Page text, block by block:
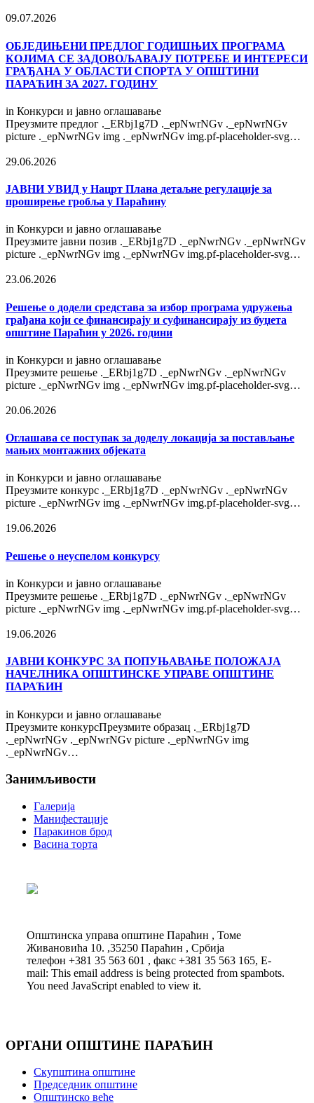
09.07.2026
OБЈЕДИЊЕНИ ПРЕДЛОГ ГОДИШЊИХ ПРОГРАМА
КОЈИМА СЕ ЗАДОВОЉАВАЈУ ПОТРЕБЕ И ИНТЕРЕСИ
ГРАЂАНА У ОБЛАСТИ СПОРТА У ОПШТИНИ
ПАРАЋИН ЗА 2027. ГОДИНУ
in Конкурси и јавно оглашавање
Преузмите предлог ._ERbj1g7D ._epNwrNGv ._epNwrNGv
picture ._epNwrNGv img ._epNwrNGv img.pf-placeholder-svg…
29.06.2026
ЈАВНИ УВИД у Нацрт Плана детаљне регулације за
проширење гробља у Параћину
in Конкурси и јавно оглашавање
Преузмите јавни позив ._ERbj1g7D ._epNwrNGv ._epNwrNGv
picture ._epNwrNGv img ._epNwrNGv img.pf-placeholder-svg…
23.06.2026
Решење o додели средстава за избор програма удружења
грађана који се финансирају и суфинансирају из буџета
општине Параћин у 2026. години
in Конкурси и јавно оглашавање
Преузмите решење ._ERbj1g7D ._epNwrNGv ._epNwrNGv
picture ._epNwrNGv img ._epNwrNGv img.pf-placeholder-svg…
20.06.2026
Оглашава се поступак за доделу локација за постављање
мањих монтажних објеката
in Конкурси и јавно оглашавање
Преузмите конкурс ._ERbj1g7D ._epNwrNGv ._epNwrNGv
picture ._epNwrNGv img ._epNwrNGv img.pf-placeholder-svg…
19.06.2026
Решење о неуспелом конкурсу
in Конкурси и јавно оглашавање
Преузмите решење ._ERbj1g7D ._epNwrNGv ._epNwrNGv
picture ._epNwrNGv img ._epNwrNGv img.pf-placeholder-svg…
19.06.2026
ЈАВНИ КОНКУРС ЗА ПОПУЊАВАЊЕ ПОЛОЖАЈА
НАЧЕЛНИКА ОПШТИНСКЕ УПРАВЕ ОПШТИНЕ
ПАРАЋИН
in Конкурси и јавно оглашавање
Преузмите конкурсПреузмите образац ._ERbj1g7D
._epNwrNGv ._epNwrNGv picture ._epNwrNGv img
._epNwrNGv…
Занимљивости
Галерија
Манифестације
Паракинов брод
Васина торта
Општинска управа општине Параћин , Томе
Живановића 10. ,35250 Параћин , Србија
телефон +381 35 563 601 , факс +381 35 563 165, E-
mail: This email address is being protected from spambots.
You need JavaScript enabled to view it.
ОРГАНИ ОПШТИНЕ ПАРАЋИН
Скупштина општине
Председник општине
Општинско веће